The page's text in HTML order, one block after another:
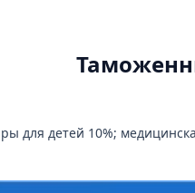
для детей 10%;